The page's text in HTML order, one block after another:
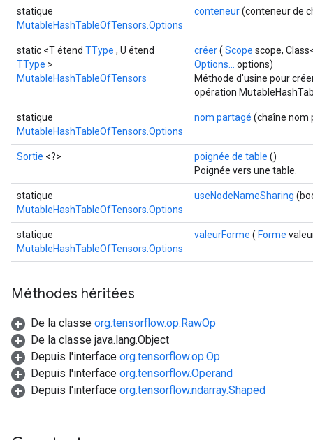
statique
MutableHashTableOfTensors.Options
conteneur(conteneur de
static <T étend TType , U étend
TType >
MutableHashTableOfTensors
créer( Scope scope,
Options...
options)
Méthode d'usine pour
opération
statique
MutableHashTableOfTensors.Options
nom partagé (chaîne nom
Sortie <?> poignée de table ()
Poignée vers une table.
statique
MutableHashTableOfTensors.Options
useNodeNameSharing
statique
MutableHashTableOfTensors.Options
valeurForme ( Forme
Méthodes héritées
De la classe org.tensorflow.op.RawOp
De la classe java.lang.Object
Depuis l'interface org.tensorflow.op.Op
Depuis l'interface org.tensorflow.Operand
Depuis l'interface org.tensorflow.ndarray.Shaped